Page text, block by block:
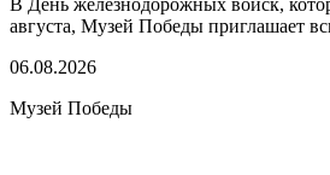
августа, Музей Победы приглашает
06.08.2026
Музей Победы